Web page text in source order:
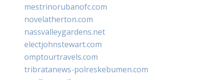
mestrinorubanofc.com
novelatherton.com
nassvalleygardens.net
electjohnstewart.com
omptourtravels.com
tribratanews-polreskebumen.com